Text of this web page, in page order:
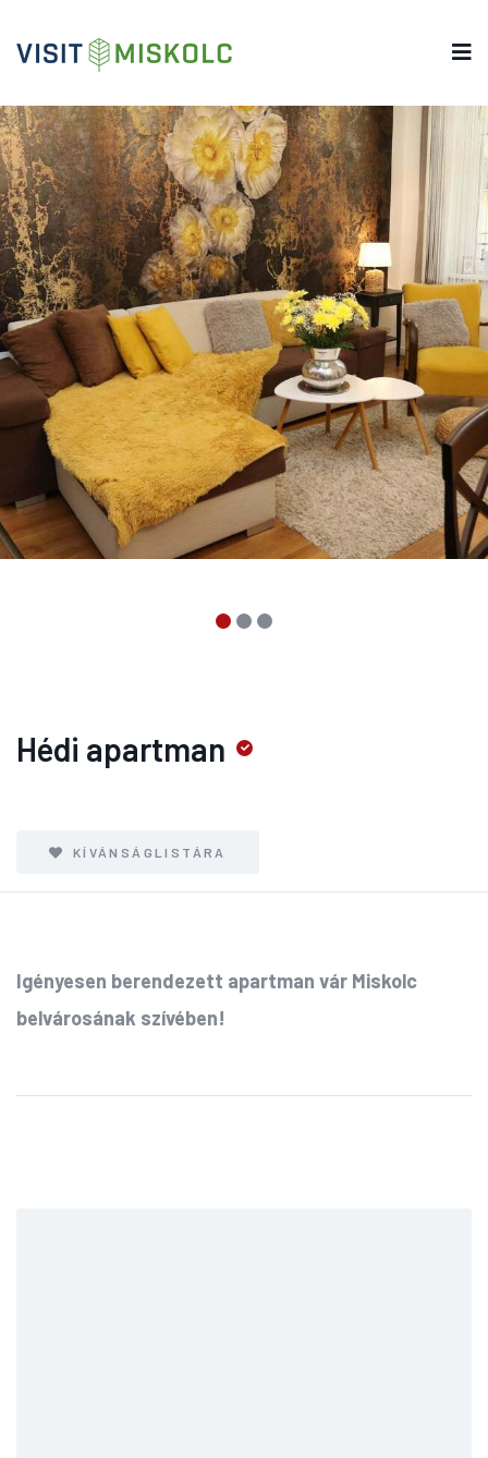
Hédi apartman
KÍVÁNSÁGLISTÁRA
Igényesen berendezett apartman vár Miskolc
belvárosának szívében!